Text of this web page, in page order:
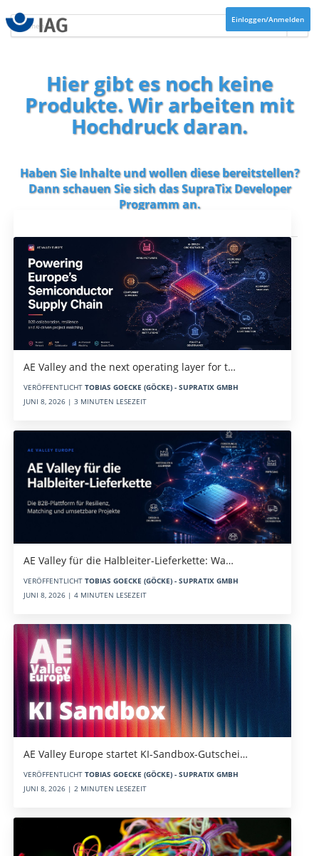
Einloggen/Anmelden
Hier gibt es noch keine
Produkte. Wir arbeiten mit
Hochdruck daran.
Haben Sie Inhalte und wollen diese bereitstellen?
Dann schauen Sie sich dasSupraTix Developer
Programman.
AE Valley and the next operating layer for t…
VERÖFFENTLICHT TOBIAS GOECKE (GÖCKE) - SUPRATIX GMBH
JUNI 8, 2026 | 3 MINUTEN LESEZEIT
AE Valley für die Halbleiter-Lieferkette: Wa…
VERÖFFENTLICHT TOBIAS GOECKE (GÖCKE) - SUPRATIX GMBH
JUNI 8, 2026 | 4 MINUTEN LESEZEIT
AE Valley Europe startet KI-Sandbox-Gutschei…
VERÖFFENTLICHT TOBIAS GOECKE (GÖCKE) - SUPRATIX GMBH
JUNI 8, 2026 | 2 MINUTEN LESEZEIT